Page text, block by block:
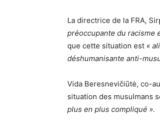
La directrice de la FRA,
préoccupante du racisme
que cette situation est «
déshumanisante anti-
Vida Beresnevičiūtė, co-
situation des musulmans
plus en plus compliqué ».